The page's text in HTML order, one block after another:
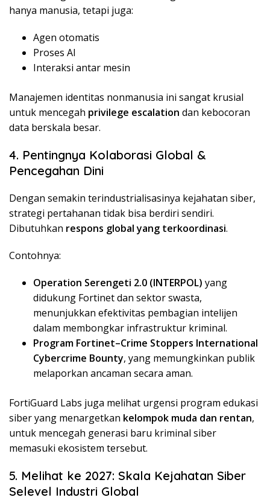
hanya manusia, tetapi juga:
Agen otomatis
Proses AI
Interaksi antar mesin
Manajemen identitas nonmanusia ini sangat krusial
untuk mencegah privilege escalation dan kebocoran
data berskala besar.
4. Pentingnya Kolaborasi Global &
Pencegahan Dini
Dengan semakin terindustrialisasinya kejahatan siber,
strategi pertahanan tidak bisa berdiri sendiri.
Dibutuhkan respons global yang terkoordinasi.
Contohnya:
Operation Serengeti 2.0 (INTERPOL) yang
didukung Fortinet dan sektor swasta,
menunjukkan efektivitas pembagian intelijen
dalam membongkar infrastruktur kriminal.
Program Fortinet–Crime Stoppers International
Cybercrime Bounty, yang memungkinkan publik
melaporkan ancaman secara aman.
FortiGuard Labs juga melihat urgensi program edukasi
siber yang menargetkan kelompok muda dan rentan,
untuk mencegah generasi baru kriminal siber
memasuki ekosistem tersebut.
5. Melihat ke 2027: Skala Kejahatan Siber
Selevel Industri Global